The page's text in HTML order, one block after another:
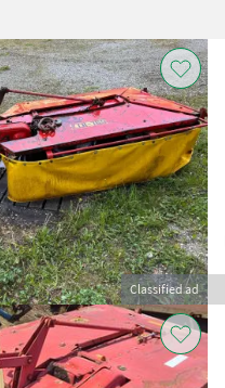
Classified ad